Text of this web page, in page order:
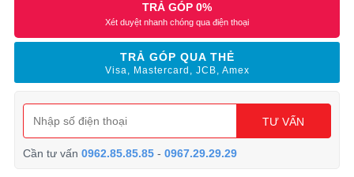
TRẢ GÓP 0%
Xét duyệt nhanh chóng qua điện thoại
TRẢ GÓP QUA THẺ
Visa, Mastercard, JCB, Amex
TƯ VẤN
Cần tư vấn0962.85.85.85 -0967.29.29.29